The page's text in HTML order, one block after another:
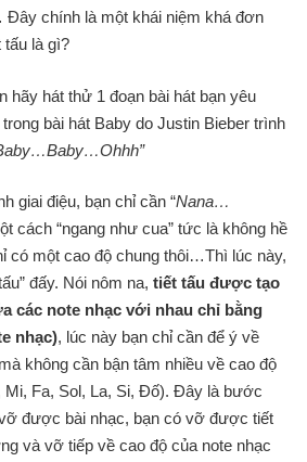
chính là một khái niệm khá đơn
tấu là gì?
hãy hát thử 1 đoạn bài hát bạn yêu
bài hát Baby do Justin Bieber trình
giai điệu, bạn chỉ cần “Nana…
cách “ngang như cua” tức là không hề
có một cao độ chung thôi…Thì lúc này,
đấy. Nói nôm na, tiết tấu được tạo
các note nhạc với nhau chỉ bằng
nhạc), lúc này bạn chỉ cần để ý về
không cần bận tâm nhiều về cao độ
Mi, Fa, Sol, La, Si, Đố). Đây là bước
được bài nhạc, bạn có vỡ được tiết
và vỡ tiếp về cao độ của note nhạc